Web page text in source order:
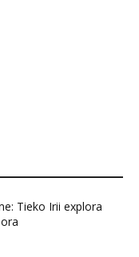
Tieko Irii explora